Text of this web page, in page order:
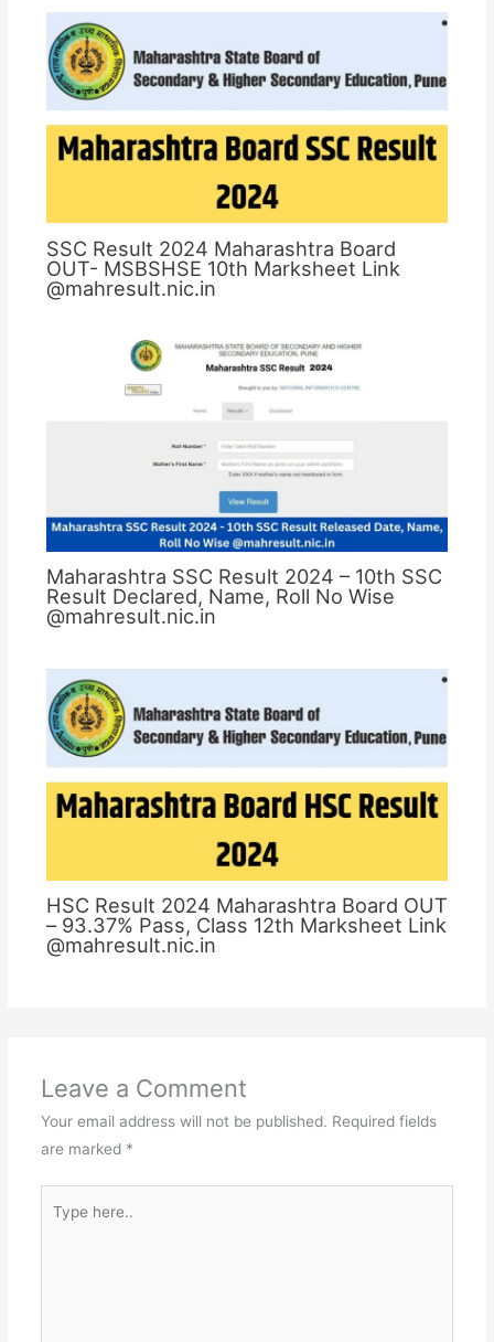
SSC Result 2024 Maharashtra Board
OUT- MSBSHSE 10th Marksheet Link
@mahresult.nic.in
Maharashtra SSC Result 2024 – 10th SSC
Result Declared, Name, Roll No Wise
@mahresult.nic.in
HSC Result 2024 Maharashtra Board OUT
– 93.37% Pass, Class 12th Marksheet Link
@mahresult.nic.in
Leave a Comment
Your email address will not be published. Required fields
are marked *
here..